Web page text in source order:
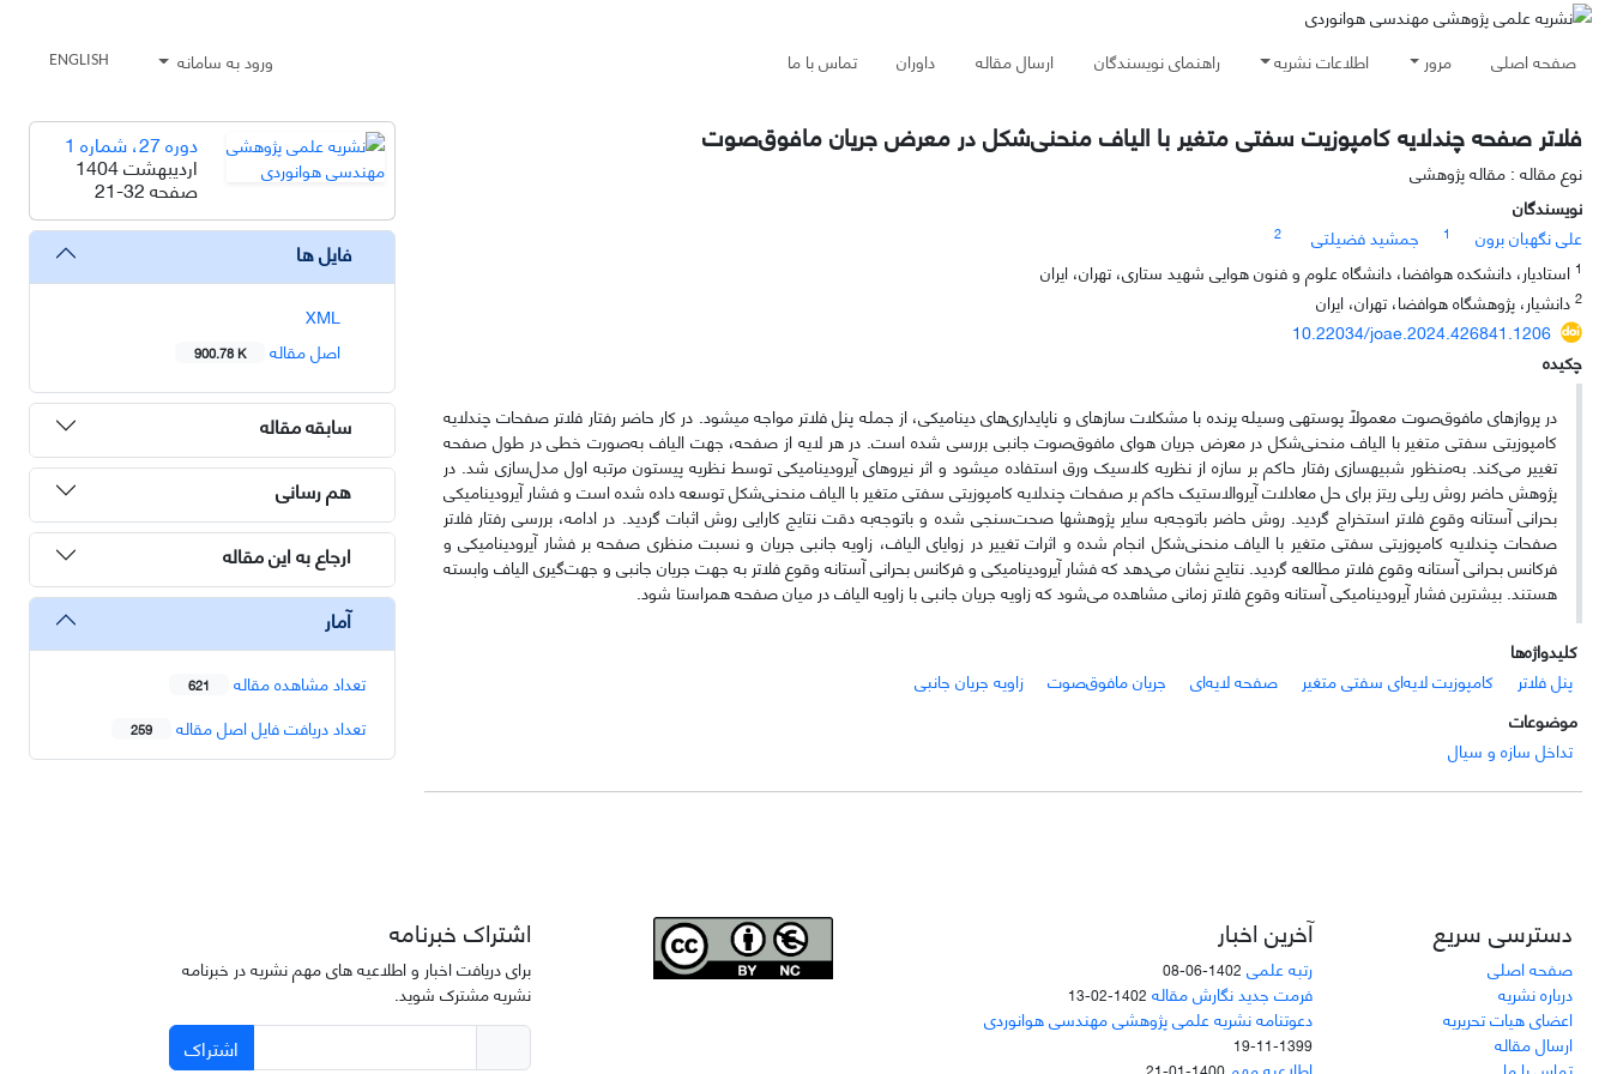
صفحه اصلی مرور اطلاعات نشریه راهنمای نویسندگان ارسال مقاله داوران تماس با ما ورود به سامانه ENGLISH
فلاتر صفحه چندلایه کامپوزیت سفتی متغیر با الیاف منحنی‌شکل در معرض جریان مافوق‌صوت
نوع مقاله : مقاله پژوهشی
نویسندگان
علی نگهبان برون
1 جمشید فضیلتی
2
1 استادیار، دانشکده هوافضا، دانشگاه علوم و فنون هوایی شهید ستاری، تهران، ایران
2 دانشیار، پژوهشگاه هوافضا، تهران، ایران
10.22034/joae.2024.426841.1206
چکیده
در پروازهای مافوق‌صوت معمولاً پوسته­ی وسیله پرنده با مشکلات سازه­ای و ناپایداری‌های دینامیکی، از جمله پنل فلاتر مواجه می­شود. در کار حاضر رفتار فلاتر صفحات چندلایه
کامپوزیتی سفتی متغیر با الیاف منحنی‌شکل در معرض جریان هوای مافوق‌صوت جانبی بررسی شده است. در هر لایه از صفحه، جهت الیاف به‌صورت خطی در طول صفحه
تغییر می‌کند. به‌منظور شبیه­سازی رفتار حاکم بر سازه از نظریه کلاسیک ورق استفاده می­شود و اثر نیروهای آیرودینامیکی توسط نظریه پیستون مرتبه اول مدل‌سازی شد. در
پژوهش حاضر روش ریلی ریتز برای حل معادلات آیروالاستیک حاکم بر صفحات چندلایه کامپوزیتی سفتی متغیر با الیاف منحنی‌شکل توسعه داده شده است و فشار آیرودینامیکی
بحرانی آستانه وقوع فلاتر استخراج گردید. روش حاضر باتوجه‌به سایر پژوهش­ها صحت‌سنجی شده و باتوجه‌به دقت نتایج کارایی روش اثبات گردید. در ادامه، بررسی رفتار فلاتر
صفحات چندلایه کامپوزیتی سفتی متغیر با الیاف منحنی‌شکل انجام شده و اثرات تغییر در زوایای الیاف، زاویه جانبی جریان و نسبت منظری صفحه بر فشار آیرودینامیکی و
فرکانس بحرانی آستانه وقوع فلاتر مطالعه گردید. نتایج نشان می‌دهد که فشار آیرودینامیکی و فرکانس بحرانی آستانه وقوع فلاتر به جهت جریان جانبی و جهت‌گیری الیاف وابسته
هستند. بیشترین فشار آیرودینامیکی آستانه وقوع فلاتر زمانی مشاهده می‌شود که زاویه جریان جانبی با زاویه الیاف در میان صفحه هم­راستا شود.
کلیدواژه‌ها
پنل فلاتر
کامپوزیت لایه‌ای سفتی متغیر صفحه لایه‌ای جریان مافوق‌صوت
زاویه جریان جانبی
موضوعات
تداخل سازه و سیال
دوره 27، شماره 1
اردیبهشت 1404
صفحه21-32
فایل ها
XML
اصل مقاله
900.78 K
سابقه مقاله
هم رسانی
ارجاع به این مقاله
آمار
تعداد مشاهده مقاله 621
تعداد دریافت فایل اصل مقاله 259
دسترسی سریع
صفحه اصلی
درباره نشریه
اعضای هیات تحریریه
ارسال مقاله
آخرین اخبار
رتبه علمی 1402-06-08
فرمت جدید نگارش مقاله 1402-02-13
دعوتنامه نشریه علمی پژوهشی مهندسی هوانوردی
1399-11-19
اشتراک خبرنامه
برای دریافت اخبار و اطلاعیه های مهم نشریه در خبرنامه
نشریه مشترک شوید.
اشتراک